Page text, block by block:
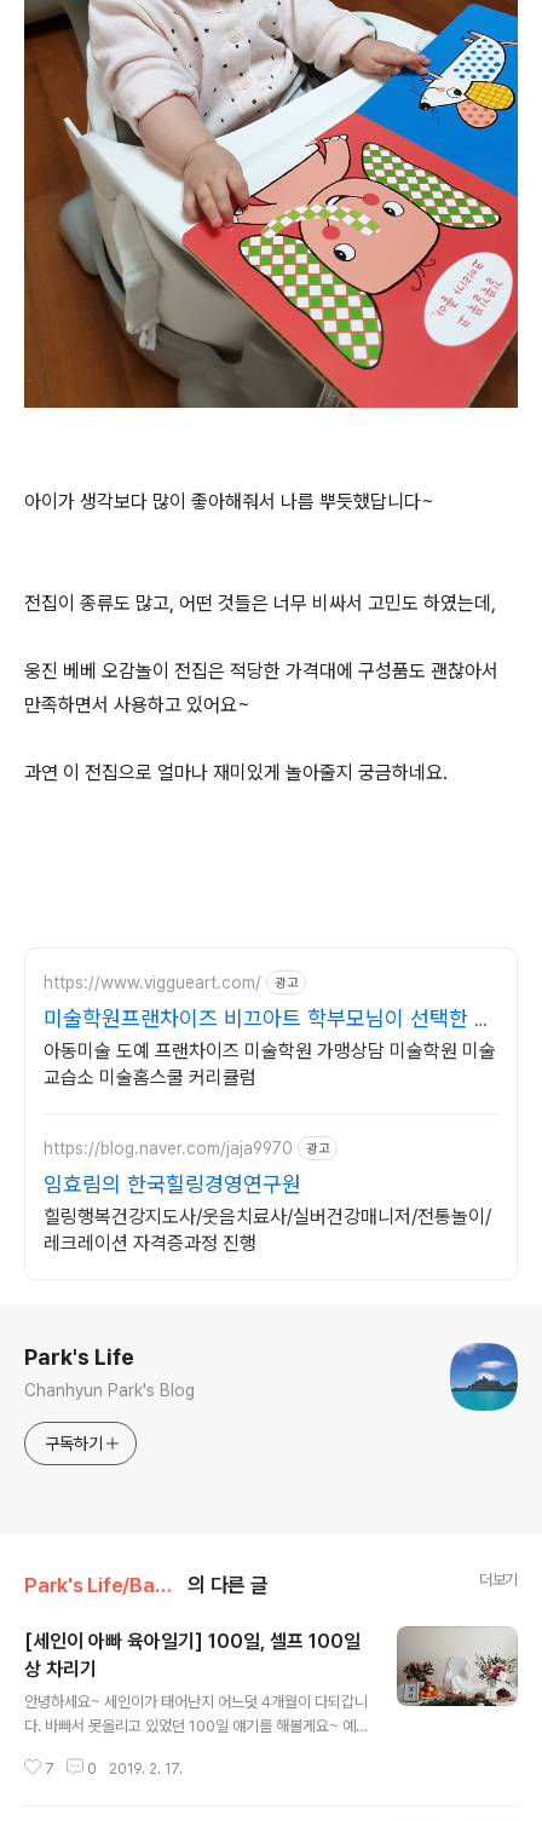
아이가 생각보다 많이 좋아해줘서 나름 뿌듯했답니다~
전집이 종류도 많고, 어떤 것들은 너무 비싸서 고민도 하였는데,
웅진 베베 오감놀이 전집은 적당한 가격대에 구성품도 괜찮아서
만족하면서 사용하고 있어요~
과연 이 전집으로 얼마나 재미있게 놀아줄지 궁금하네요.
https://www.viggueart.com/ 광고
미술학원프랜차이즈 비끄아트 학부모님이 선택한 브
랜드!
아동미술 도예 프랜차이즈 미술학원 가맹상담 미술학원 미술
교습소 미술홈스쿨 커리큘럼
https://blog.naver.com/jaja9970 광고
임효림의 한국힐링경영연구원
힐링행복건강지도사/웃음치료사/실버건강매니저/전통놀이/
레크레이션 자격증과정 진행
Park's Life
Chanhyun Park's Blog
구독하기
Park's Life/Baby Book 의 다른 글 더보기
[세인이 아빠 육아일기] 100일, 셀프 100일
상 차리기
안녕하세요~ 세인이가 태어난지 어느덧 4개월이 다되갑니
다. 바빠서 못올리고 있었던 100일 얘기를 해볼게요~ 예
하진 않았었다던데... 요즘은 100일상을 대여도 해주더라
7 0 2019. 2. 17.